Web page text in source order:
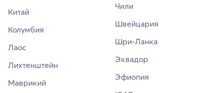
Китай
Колумбия
Лаос
Лихтенштейн
Маврикий
Чили
Швейцария
Шри-Ланка
Эквадор
Эфиопия